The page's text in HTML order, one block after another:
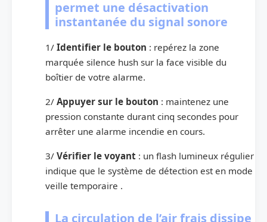
permet une désactivation
instantanée du signal sonore
1/ Identifier le bouton : repérez la zone
marquée silence hush sur la face visible du
boîtier de votre alarme.
2/ Appuyer sur le bouton : maintenez une
pression constante durant cinq secondes pour
arrêter une alarme incendie en cours.
3/ Vérifier le voyant : un flash lumineux régulier
indique que le système de détection est en mode
veille temporaire .
La circulation de l’air frais dissipe